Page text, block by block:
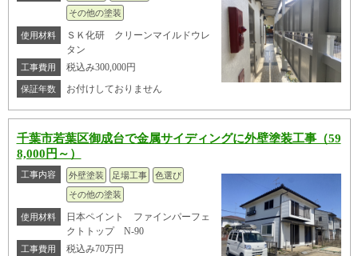
その他の塗装
使用材料
ＳＫ化研 クリーンマイルドウレ
タン
工事費用 税込み300,000円
保証年数 お付けしておりません
千葉市若葉区御成台で金属サイディングに外壁塗装工事（59
8,000円～）
工事内容 外壁塗装 足場工事
色選び
その他の塗装
使用材料
日本ペイント ファインパーフェ
クトトップ N-90
工事費用 税込み70万円